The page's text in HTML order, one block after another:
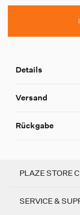
Details
Versand
Rückgabe
PLAZE STORE
SERVICE &